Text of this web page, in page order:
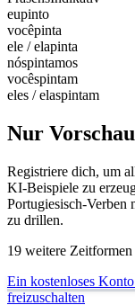
eupinto
vocêpinta
ele / elapinta
nóspintamos
vocêspintam
eles / elaspintam
Nur Vorschau
Registriere dich, um
KI-Beispiele zu
Portugiesisch-Verben
zu drillen.
19 weitere Zeitformen
Ein kostenloses
freizuschalten